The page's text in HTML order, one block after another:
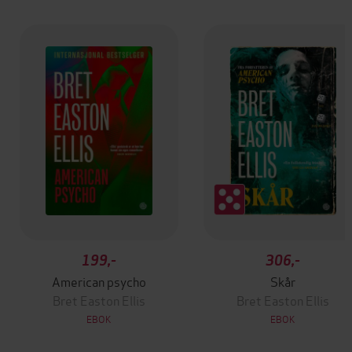
199,-
American psycho
Bret Easton Ellis
EBOK
306,-
Skår
Bret Easton Ellis
EBOK